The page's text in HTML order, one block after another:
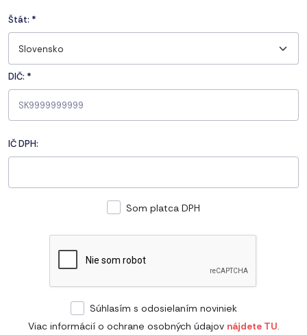
Štát: *
Slovensko
DIČ: *
IČ DPH:
Som platca DPH
Súhlasím s odosielaním noviniek
Viac informácií o ochrane osobných údajov nájdete TU